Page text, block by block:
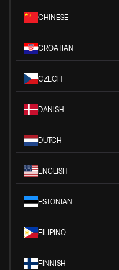
CHINESE
CROATIAN
CZECH
DANISH
DUTCH
ENGLISH
ESTONIAN
FILIPINO
FINNISH